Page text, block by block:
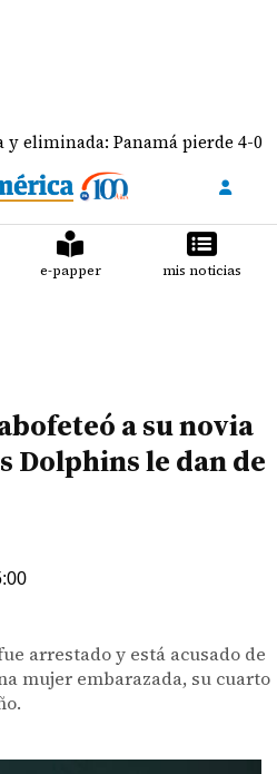
Panamá pierde 4-0 ante
e-papper mis noticias
a su novia
Dolphins le dan de
arrestado y está acusado de
mujer embarazada, su cuarto